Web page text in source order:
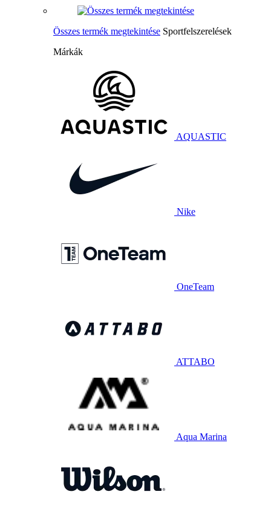
Összes termék megtekintése Sportfelszerelések
Márkák
AQUASTIC
Nike
OneTeam
ATTABO
Aqua Marina